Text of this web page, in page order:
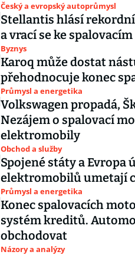
Český a evropský autoprůmysl
Stellantis hlásí
a vrací se ke
Byznys
Karoq může dostat
přehodnocuje konec
Průmysl a energetika
Volkswagen propadá,
Nezájem o spalovací
elektromobily
Obchod a služby
Spojené státy a Evropa
elektromobilů umetají
Průmysl a energetika
Konec spalovacích
systém kreditů.
obchodovat
Názory a analýzy